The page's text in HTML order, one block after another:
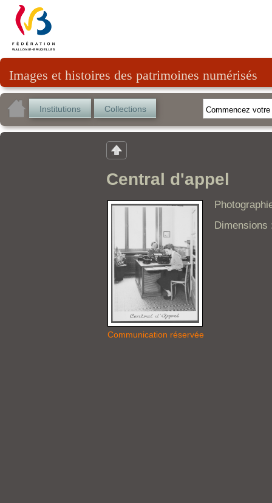
Images et histoires des patrimoines numérisés
Institutions Collections
Central d'appel
Communication réservée
Dimensions